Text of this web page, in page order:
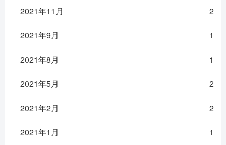
2021年11月 2
2021年9月 1
2021年8月 1
2021年5月 2
2021年2月 2
2021年1月 1